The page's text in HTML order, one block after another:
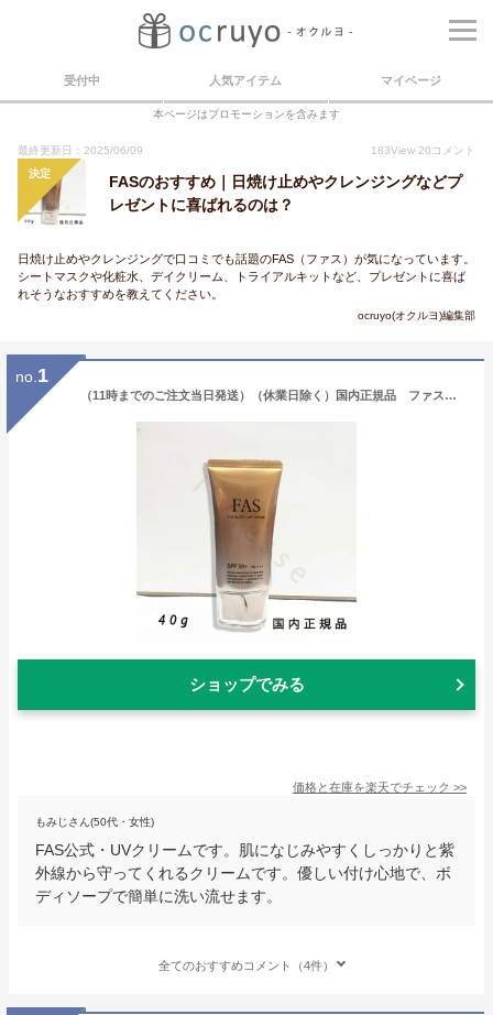
受付中 人気アイテム マイページ
本ページはプロモーションを含みます
最終更新日：2025/06/09 183View 20 コメント
決定
FASのおすすめ｜日焼け止めやクレンジングなどプ
レゼントに喜ばれるのは？
日焼け止めやクレンジングで口コミでも話題のFAS（ファス）が気になっています。
シートマスクや化粧水、デイクリーム、トライアルキットなど、プレゼントに喜ば
れそうなおすすめを教えてください。
ocruyo(オクルヨ)編集部
no. 1
（11時までのご注文当日発送）（休業日除く）国内正規品 ファス（FAS）ザ ブラック デイ クリーム 40g／SPF50・PA++++／UV
ショップでみる
価格と在庫を楽天でチェック >>
もみじさん(50代・女性)
FAS公式・UVクリームです。肌になじみやすくしっかりと紫
外線から守ってくれるクリームです。優しい付け心地で、ボ
ディソープで簡単に洗い流せます。
全てのおすすめコメント（4件）